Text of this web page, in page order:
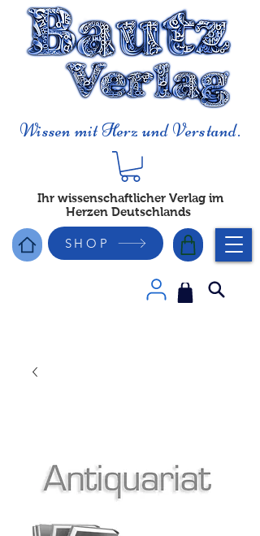
Wissen mit Herz und Verstand.
Ihr wissenschaftlicher Verlag im
Herzen Deutschlands
SHOP